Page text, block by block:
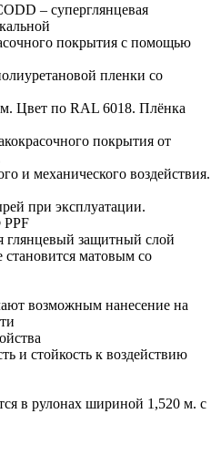
– суперглянцевая
покрытия с помощью
пленки со
Цвет по RAL 6018. Плёнка
покрытия от
и механического воздействия.
при эксплуатации.
глянцевый защитный слой
становится матовым со
возможным нанесение на
и стойкость к воздействию
в рулонах шириной 1,520 м. с